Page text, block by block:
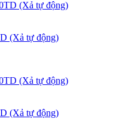
(Xả tự động)
(Xả tự động)